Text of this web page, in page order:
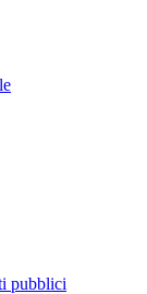
pubblici